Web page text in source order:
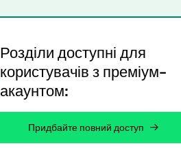
Розділи доступні для
користувачів з преміум-
акаунтом:
Придбайте повний доступ